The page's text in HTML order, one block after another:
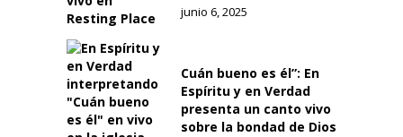
junio 6, 2025
Cuán bueno es él”: En
Espíritu y en Verdad
presenta un canto vivo
sobre la bondad de Dios